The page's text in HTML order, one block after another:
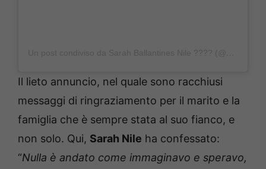
Il lieto annuncio, nel quale sono racchiusi
messaggi di ringraziamento per il marito e la
famiglia che è sempre stata al suo fianco, e
non solo. Qui, Sarah Nile ha confessato:
“Nulla è andato come immaginavo e speravo,